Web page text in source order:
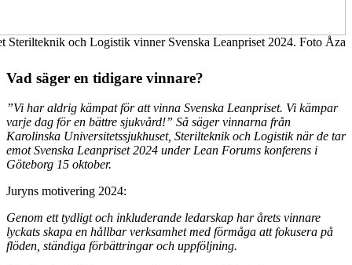
Sterilteknik och Logistik vinner Svenska Leanpriset 2024. Foto Åza
Vad säger en tidigare vinnare?
”Vi har aldrig kämpat för att vinna Svenska Leanpriset. Vi kämpar
varje dag för en bättre sjukvård!” Så säger vinnarna från
Karolinska Universitetssjukhuset, Sterilteknik och Logistik när de tar
emot Svenska Leanpriset 2024 under Lean Forums konferens i
Göteborg 15 oktober.
Juryns motivering 2024:
Genom ett tydligt och inkluderande ledarskap har årets vinnare
lyckats skapa en hållbar verksamhet med förmåga att fokusera på
flöden, ständiga förbättringar och uppföljning.